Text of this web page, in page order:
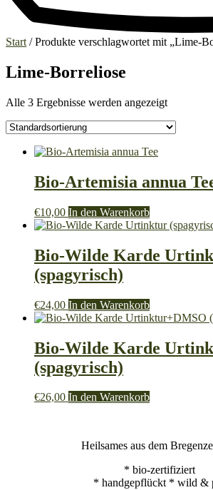
Start / Produkte verschlagwortet mit „Lime-
Lime-Borreliose
Alle 3 Ergebnisse werden angezeigt
Bio-Artemisia annua
€10,00 In den Warenkorb
Bio-Wilde Karde
(spagyrisch)
€24,00 In den Warenkorb
Bio-Wilde Karde
(spagyrisch)
€26,00 In den Warenkorb
Heilsames aus dem
* bio-zertifiziert
* handgepflückt * wild &